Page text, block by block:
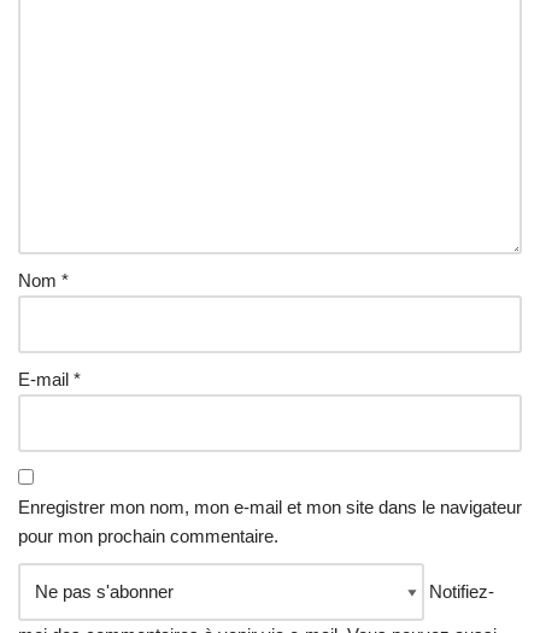
Nom *
E-mail *
Enregistrer mon nom, mon e-mail et mon site dans le navigateur
pour mon prochain commentaire.
Notifiez-